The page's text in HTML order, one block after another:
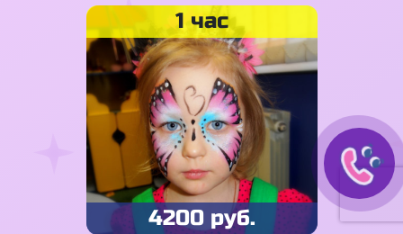
1 час
4200 руб.